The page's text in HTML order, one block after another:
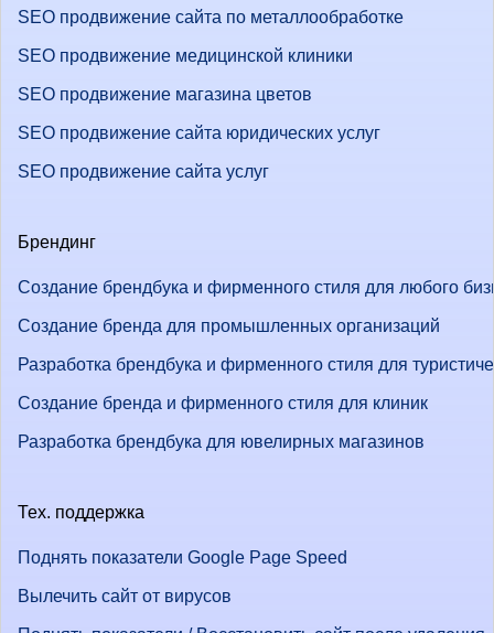
SEO продвижение сайта по металлообработке
SEO продвижение медицинской клиники
SEO продвижение магазина цветов
SEO продвижение сайта юридических услуг
SEO продвижение сайта услуг
Брендинг
Создание брендбука и фирменного стиля для любого
Создание бренда для промышленных организаций
Разработка брендбука и фирменного стиля для
Создание бренда и фирменного стиля для клиник
Разработка брендбука для ювелирных магазинов
Тех. поддержка
Поднять показатели Google Page Speed
Вылечить сайт от вирусов